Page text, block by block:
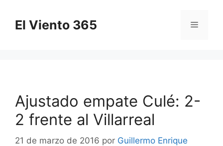
contenido
El Viento 365 Menú
Ajustado empate Culé: 2-
2 frente al Villarreal
21 de marzo de 2016 por Guillermo Enrique